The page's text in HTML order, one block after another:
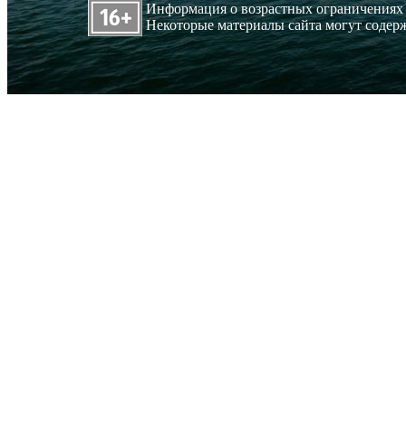
Информация о возрастных
Некоторые материалы сайта могут